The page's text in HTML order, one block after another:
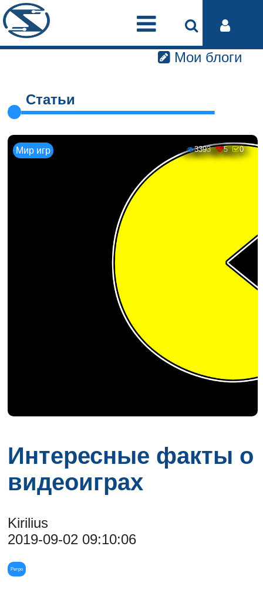
Мои блоги
Статьи
Мир игр 3393 5 0
Интересные факты о
видеоиграх
Kirilius
2019-09-02 09:10:06
Ретро